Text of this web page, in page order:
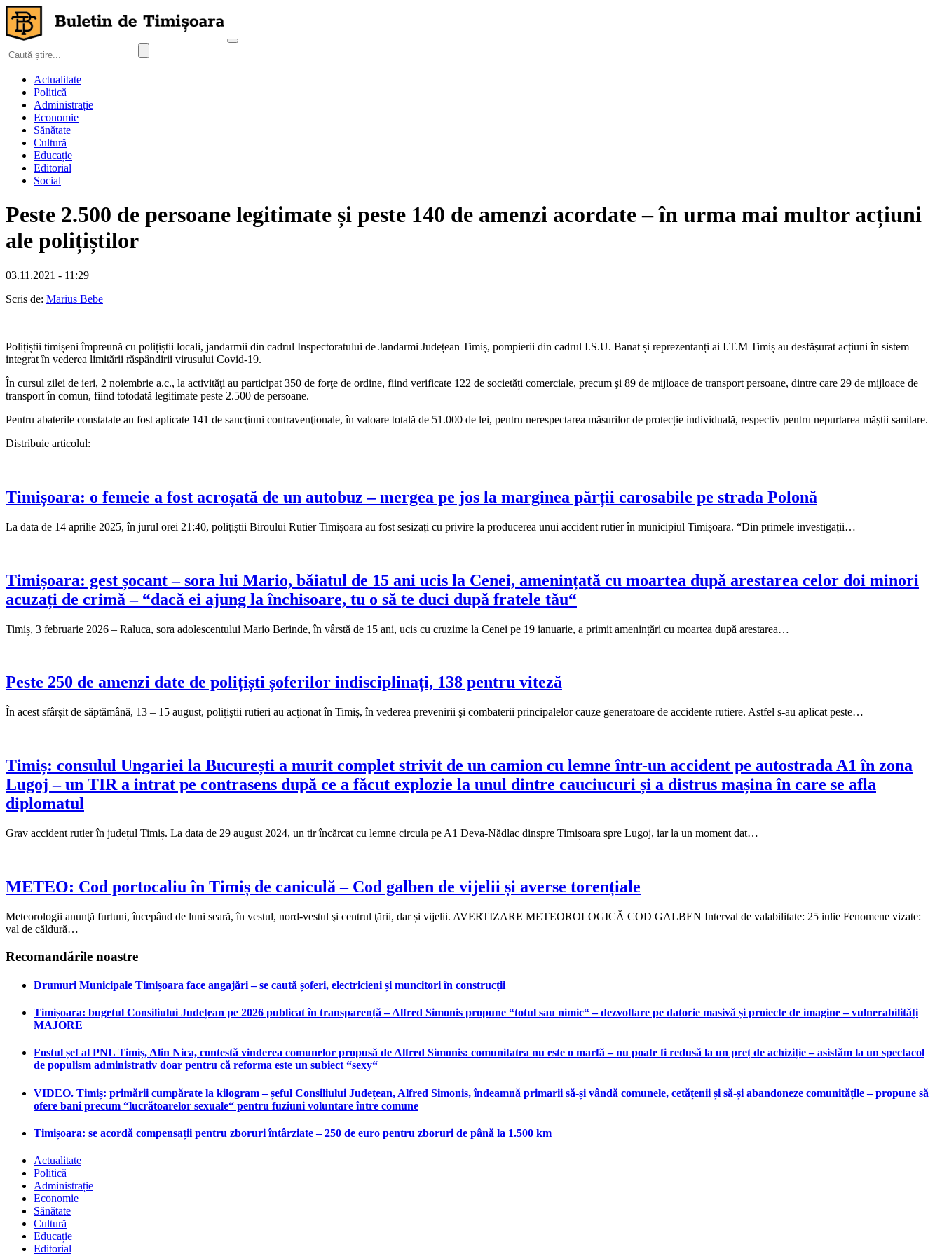
Actualitate
Politică
Administrație
Economie
Sănătate
Cultură
Educație
Editorial
Social
Peste 2.500 de persoane legitimate și peste 140 de amenzi acordate – în urma mai multor acțiuni
ale polițiștilor
03.11.2021 - 11:29
Scris de: Marius Bebe
Polițiștii timișeni împreună cu polițiștii locali, jandarmii din cadrul Inspectoratului de Jandarmi Județean Timiș, pompierii din cadrul I.S.U. Banat și reprezentanți ai I.T.M Timiș au desfășurat acțiuni în sistem
integrat în vederea limitării răspândirii virusului Covid-19.
În cursul zilei de ieri, 2 noiembrie a.c., la activităţi au participat 350 de forţe de ordine, fiind verificate 122 de societăți comerciale, precum şi 89 de mijloace de transport persoane, dintre care 29 de mijloace de
transport în comun, fiind totodată legitimate peste 2.500 de persoane.
Pentru abaterile constatate au fost aplicate 141 de sancţiuni contravenţionale, în valoare totală de 51.000 de lei, pentru nerespectarea măsurilor de protecție individuală, respectiv pentru nepurtarea măștii sanitare.
Distribuie articolul:
Timișoara: o femeie a fost acroșată de un autobuz – mergea pe jos la marginea părții carosabile pe strada Polonă
La data de 14 aprilie 2025, în jurul orei 21:40, polițiștii Biroului Rutier Timișoara au fost sesizați cu privire la producerea unui accident rutier în municipiul Timișoara. “Din primele investigații…
Timișoara: gest șocant – sora lui Mario, băiatul de 15 ani ucis la Cenei, amenințată cu moartea după arestarea celor doi minori
acuzați de crimă – “dacă ei ajung la închisoare, tu o să te duci după fratele tău“
Timiș, 3 februarie 2026 – Raluca, sora adolescentului Mario Berinde, în vârstă de 15 ani, ucis cu cruzime la Cenei pe 19 ianuarie, a primit amenințări cu moartea după arestarea…
Peste 250 de amenzi date de polițiști șoferilor indisciplinați, 138 pentru viteză
În acest sfârșit de săptămână, 13 – 15 august, poliţiştii rutieri au acţionat în Timiș, în vederea prevenirii şi combaterii principalelor cauze generatoare de accidente rutiere. Astfel s-au aplicat peste…
Timiș: consulul Ungariei la București a murit complet strivit de un camion cu lemne într-un accident pe autostrada A1 în zona
Lugoj – un TIR a intrat pe contrasens după ce a făcut explozie la unul dintre cauciucuri și a distrus mașina în care se afla
diplomatul
Grav accident rutier în județul Timiș. La data de 29 august 2024, un tir încărcat cu lemne circula pe A1 Deva-Nădlac dinspre Timișoara spre Lugoj, iar la un moment dat…
METEO: Cod portocaliu în Timiș de caniculă – Cod galben de vijelii și averse torențiale
Meteorologii anunţă furtuni, începând de luni seară, în vestul, nord-vestul şi centrul ţării, dar și vijelii. AVERTIZARE METEOROLOGICĂ COD GALBEN Interval de valabilitate: 25 iulie Fenomene vizate:
val de căldură…
Recomandările noastre
Drumuri Municipale Timișoara face angajări – se caută șoferi, electricieni și muncitori în construcții
Timișoara: bugetul Consiliului Județean pe 2026 publicat în transparență – Alfred Simonis propune “totul sau nimic“ – dezvoltare pe datorie masivă și proiecte de imagine – vulnerabilități
MAJORE
Fostul șef al PNL Timiș, Alin Nica, contestă vinderea comunelor propusă de Alfred Simonis: comunitatea nu este o marfă – nu poate fi redusă la un preț de achiziție – asistăm la un spectacol
de populism administrativ doar pentru că reforma este un subiect “sexy“
VIDEO. Timiș: primării cumpărate la kilogram – șeful Consiliului Județean, Alfred Simonis, îndeamnă primarii să-și vândă comunele, cetățenii și să-și abandoneze comunitățile – propune să
ofere bani precum “lucrătoarelor sexuale“ pentru fuziuni voluntare între comune
Timișoara: se acordă compensații pentru zboruri întârziate – 250 de euro pentru zboruri de până la 1.500 km
Actualitate
Politică
Administrație
Economie
Sănătate
Cultură
Educație
Editorial